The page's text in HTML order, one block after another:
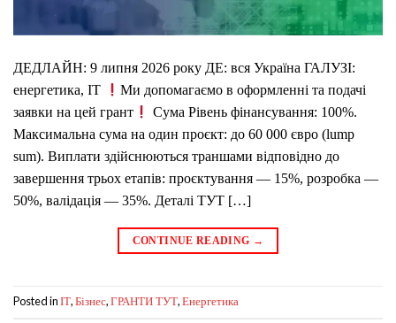
ДЕДЛАЙН: 9 липня 2026 року ДЕ: вся Україна ГАЛУЗІ:
енергетика, IT
Ми допомагаємо в оформленні та подачі
заявки на цей грант
Сума Рівень фінансування: 100%.
Максимальна сума на один проєкт: до 60 000 євро (lump
sum). Виплати здійснюються траншами відповідно до
завершення трьох етапів: проєктування — 15%, розробка —
50%, валідація — 35%. Деталі ТУТ […]
CONTINUE READING →
Posted in IT, Бізнес, ГРАНТИ ТУТ, Енергетика